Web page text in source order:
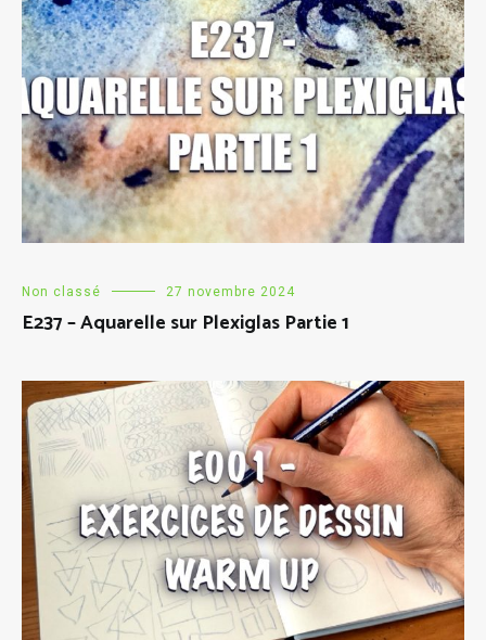
Non classé 27 novembre 2024
E237 – Aquarelle sur Plexiglas Partie 1